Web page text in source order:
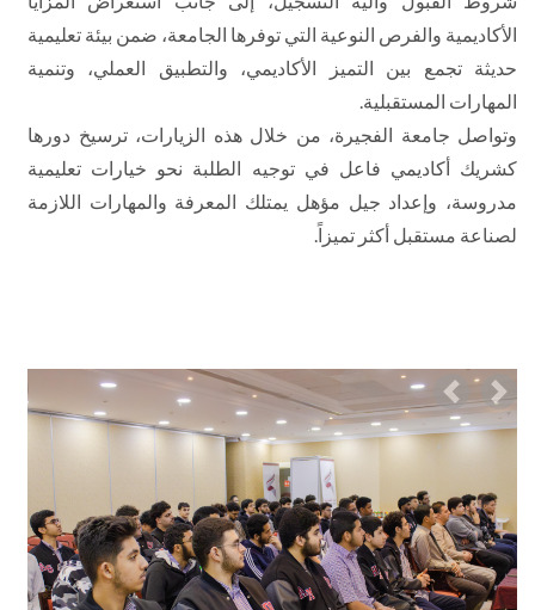
الأكاديمية والفرص النوعية التي توفرها الجامعة، ضمن بيئة تعليمية
حديثة تجمع بين التميز الأكاديمي، والتطبيق العملي، وتنمية
المهارات المستقبلية.
وتواصل جامعة الفجيرة، من خلال هذه الزيارات، ترسيخ دورها
كشريك أكاديمي فاعل في توجيه الطلبة نحو خيارات تعليمية
مدروسة، وإعداد جيل مؤهل يمتلك المعرفة والمهارات اللازمة
لصناعة مستقبل أكثر تميزاً.
Previous